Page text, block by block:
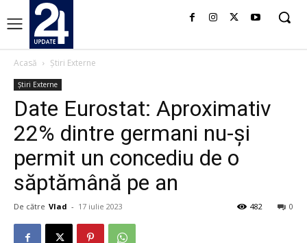
Acasă Știri Externe
Știri Externe
Date Eurostat: Aproximativ
22% dintre germani nu-şi
permit un concediu de o
săptămână pe an
De către Vlad - 17 iulie 2023 0
482